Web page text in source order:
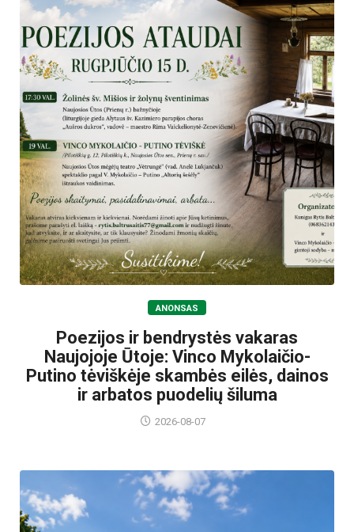
ANONSAS
Poezijos ir bendrystės vakaras
Naujojoje Ūtoje: Vinco Mykolaičio-
Putino tėviškėje skambės eilės, dainos
ir arbatos puodelių šiluma
2026-08-07